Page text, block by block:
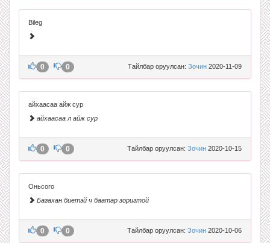
Bileg
Тайлбар оруулсан: Зочин 2020-11-09
0 0
айхаасаа айж сур
айхаасаа л айж сур
Тайлбар оруулсан: Зочин 2020-10-15
0 0
Оньсого
Багахан биетэй ч баатар зоригтой
Тайлбар оруулсан: Зочин 2020-10-06
0 0